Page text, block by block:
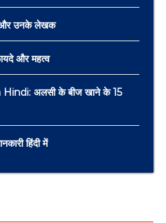
और उनके लेखक
और महत्व
अलसी के बीज खाने के 15
हिंदी में